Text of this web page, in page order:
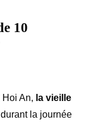
10
An, la vieille
la journée